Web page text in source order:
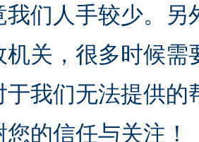
我们人手较少。
机关，很多时候
于我们无法提供
的信任与关注！